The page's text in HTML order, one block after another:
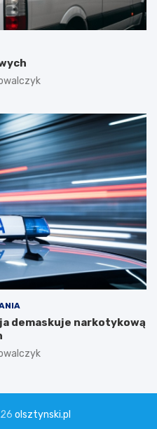
demaskuje narkotykową
olsztynski.pl